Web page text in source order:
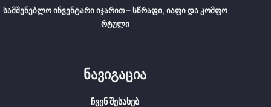
Სამშენებლო Ინვენტარი Იჯარით – Სწრაფი, Იაფი Და Კომფო
Რტული
Ნავიგაცია
Ჩვენ Შესახებ